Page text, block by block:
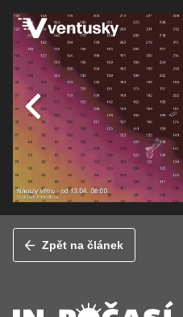
Zpět na článek